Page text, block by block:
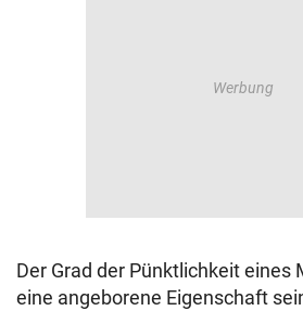
Der Grad der Pünktlichkeit eines
eine angeborene Eigenschaft